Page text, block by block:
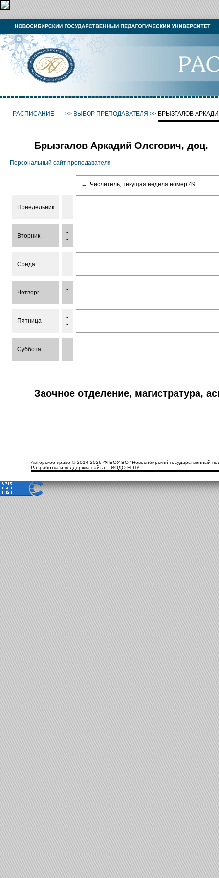
РАСПИСАНИЕ >> ВЫБОР ПРЕПОДАВАТЕЛЯ >> БРЫЗГАЛОВ
Брызгалов Аркадий Олегович, доц.
Персональный сайт преподавателя
← Числитель, текущая неделя номер 49
Понедельник
-
-
Вторник
-
-
Среда
-
-
Четверг
-
-
Пятница
-
-
Суббота
-
-
Заочное отделение, магистратура,
Авторское право © 2014-2026 ФГБОУ ВО "Новосибирский государственный
Разработка и поддержка сайта – ИОДО НГПУ